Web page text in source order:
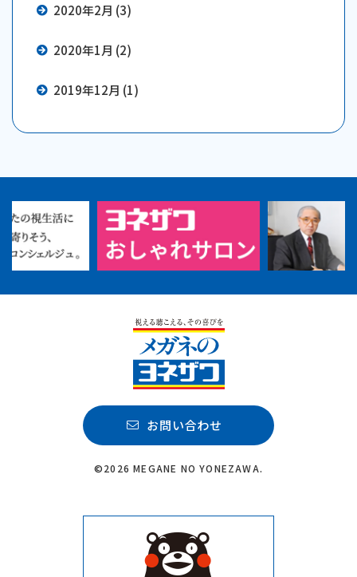
2020年2月 (3)
2020年1月 (2)
2019年12月 (1)
お問い合わせ
©2026 MEGANE NO YONEZAWA.